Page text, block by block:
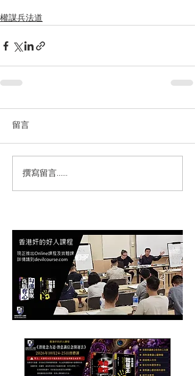
權謀兵法道
留言
撰寫留言......